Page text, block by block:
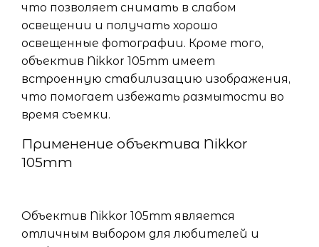
что позволяет снимать в слабом
освещении и получать хорошо
освещенные фотографии. Кроме того,
объектив Nikkor 105mm имеет
встроенную стабилизацию изображения,
что помогает избежать размытости во
время съемки.
Применение объектива Nikkor
105mm
Объектив Nikkor 105mm является
отличным выбором для любителей и